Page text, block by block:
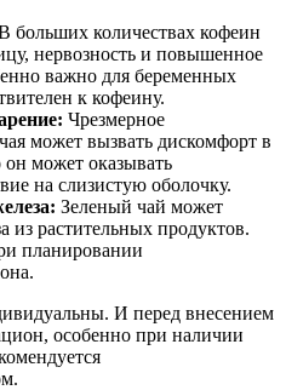
больших количествах кофеин
нервозность и повышенное
важно для беременных
к кофеину.
Чрезмерное
может вызвать дискомфорт в
он может оказывать
на слизистую оболочку.
Зеленый чай может
из растительных продуктов.
планировании
И перед внесением
особенно при наличии